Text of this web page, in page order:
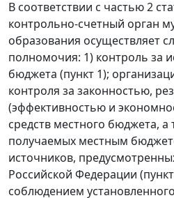
В соответствии с частью 2
контрольно-счетный орган
образования осуществляет
полномочия: 1) контроль за
бюджета (пункт 1);
контроля за законностью,
(эффективностью и
средств местного бюджета, а
получаемых местным
источников,
Российской Федерации
соблюдением